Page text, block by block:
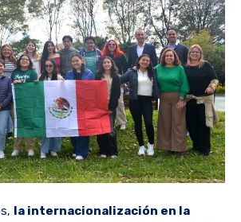
la internacionalización en la